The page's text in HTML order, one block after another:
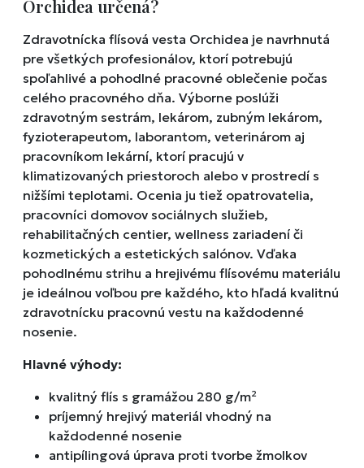
Orchidea určená?
Zdravotnícka flísová vesta Orchidea je navrhnutá
pre všetkých profesionálov, ktorí potrebujú
spoľahlivé a pohodlné pracovné oblečenie počas
celého pracovného dňa. Výborne poslúži
zdravotným sestrám, lekárom, zubným lekárom,
fyzioterapeutom, laborantom, veterinárom aj
pracovníkom lekární, ktorí pracujú v
klimatizovaných priestoroch alebo v prostredí s
nižšími teplotami. Ocenia ju tiež opatrovatelia,
pracovníci domovov sociálnych služieb,
rehabilitačných centier, wellness zariadení či
kozmetických a estetických salónov. Vďaka
pohodlnému strihu a hrejivému flísovému materiálu
je ideálnou voľbou pre každého, kto hľadá kvalitnú
zdravotnícku pracovnú vestu na každodenné
nosenie.
Hlavné výhody:
kvalitný flís s gramážou 280 g/m²
príjemný hrejivý materiál vhodný na
každodenné nosenie
antipílingová úprava proti tvorbe žmolkov